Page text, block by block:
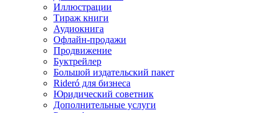
Иллюстрации
Тираж книги
Аудиокнига
Офлайн-продажи
Продвижение
Буктрейлер
Большой издательский пакет
Rideró для бизнеса
Юридический советник
Дополнительные услуги